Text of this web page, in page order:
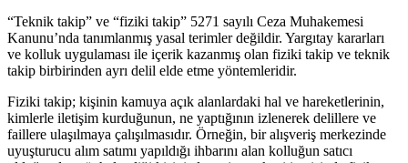
“Teknik takip” ve “fiziki takip” 5271 sayılı Ceza Muhakemesi
Kanunu’nda tanımlanmış yasal terimler değildir. Yargıtay kararları
ve kolluk uygulaması ile içerik kazanmış olan fiziki takip ve teknik
takip birbirinden ayrı delil elde etme yöntemleridir.
Fiziki takip; kişinin kamuya açık alanlardaki hal ve hareketlerinin,
kimlerle iletişim kurduğunun, ne yaptığının izlenerek delillere ve
faillere ulaşılmaya çalışılmasıdır. Örneğin, bir alışveriş merkezinde
uyuşturucu alım satımı yapıldığı ihbarını alan kolluğun satıcı